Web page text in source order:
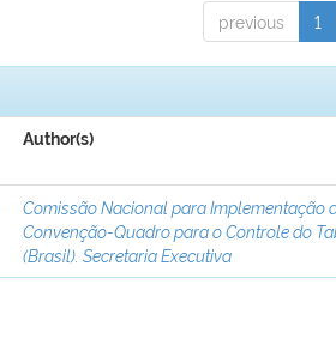
previous 1
Author(s)
Comissão Nacional para Implementação
Convenção-Quadro para o Controle do
(Brasil). Secretaria Executiva